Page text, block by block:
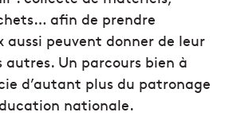
afin de prendre
aussi peuvent donner de leur
Un parcours bien à
d’autant plus du patronage
nationale.